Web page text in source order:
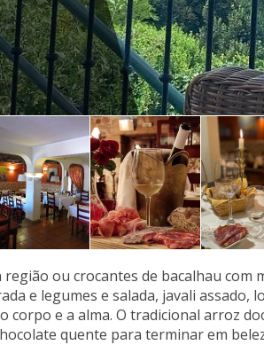
região ou crocantes de bacalhau
e legumes e salada, javali assado,
corpo e a alma. O tradicional arroz
quente para terminar em